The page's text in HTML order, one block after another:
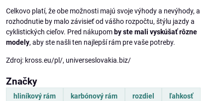
Celkovo platí, že obe možnosti majú svoje výhody a nevýhody, a
rozhodnutie by malo závisieť od vášho rozpočtu, štýlu jazdy a
cyklistických cieľov. Pred nákupom by ste mali vyskúšať rôzne
modely, aby ste našli ten najlepší rám pre vaše potreby.
Zdroj: kross.eu/pl/, universeslovakia.biz/
Značky
hliníkový rám karbónový rám rozdiel ľahkosť